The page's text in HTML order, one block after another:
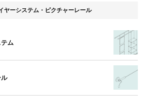
ヤーシステム・ピクチャーレール
ム